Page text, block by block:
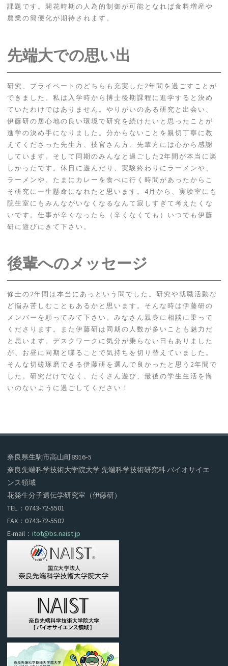
課題です。開花時期の人為的制御が可能となれば食料増産や
農業の簡便化が期待されます。
先端大での思い出
研究、プライベートのどちらも充実した2年間を過ごすことが
できました。私は入学時から博士後期課程に進学すると決め
ていたわけではありません。やりがいのある研究と出会い、
伊藤研の居心地の良い環境で研究を続けたいと思ったことが
進学の決め手になりました。分からないことを親切丁寧に教
えてくださった先生方、技官さん方、先輩方には心から感謝
しています。そして同期のみんなと過ごした2年間が本当に楽
しかったです。休日に遊んだり、実験終わりにラーメンや、
ラーメンや、たまにカレーを食べに行く時間があったからこ
そ研究に一生懸命になれたと思います。4月から、実験室にも
院生室にもみんながいなくなるなんて寂しすぎて考えたくな
いです。仕事が辛くなったら（辛くなくても）いつでも伊藤
研に遊びにきて下さい。
後輩へのメッセージ
修士の2年間は本当にあっという間でした。研究や就職活動な
ど悩み苦しむこともあるかと思います。そんな時は伊藤研の
メンバーを頼ってみて下さい。みなさん親身に相談に乗って
くださります。また伊藤研は同期の人数が多いことも魅力だ
と思います。デスクワークに気分が乗らない日もありました
が、お昼に同期と喋ることで気持ちを切り替えていました。
そんな切磋琢磨できる伊藤研を選んで良かったと思う2年間で
した。研究だけでなく、たくさん遊び、最後の学生生活を悔
いのないように過ごしてください！
奈良県生駒市高山町8916‐5
奈良先端科学技術大学院大学 先端科学技術研究科 バイオサイエ
ンス領域
花発生分子遺伝学研究室（伊藤研）
TEL：0743-72-5501
FAX：0743-72-5502
E-mail：itot@bs.naist.jp